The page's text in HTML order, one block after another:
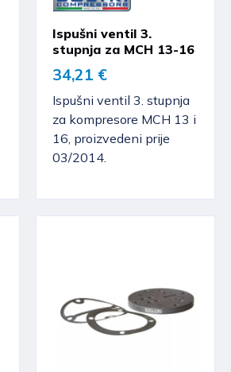
Ispušni ventil 3.
stupnja za MCH 13-16
34,21 €
Ispušni ventil 3. stupnja
za kompresore MCH 13 i
16, proizvedeni prije
03/2014.